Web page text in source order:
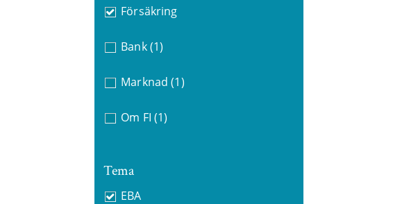
Försäkring
Bank (1)
Marknad (1)
Om FI (1)
Tema
EBA